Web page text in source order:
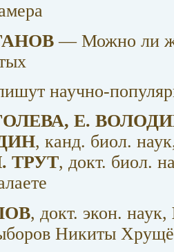
— Можно ли
научно-
Е.
, канд. биол.
ТРУТ, докт. биол.
, докт. экон. наук,
Никиты